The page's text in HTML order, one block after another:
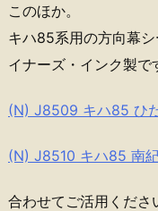
このほか。
キハ85系用の方向幕
イナーズ・インク製で
(N) J8509 キハ85 ひ
(N) J8510 キハ85 南
合わせてご活用くださ